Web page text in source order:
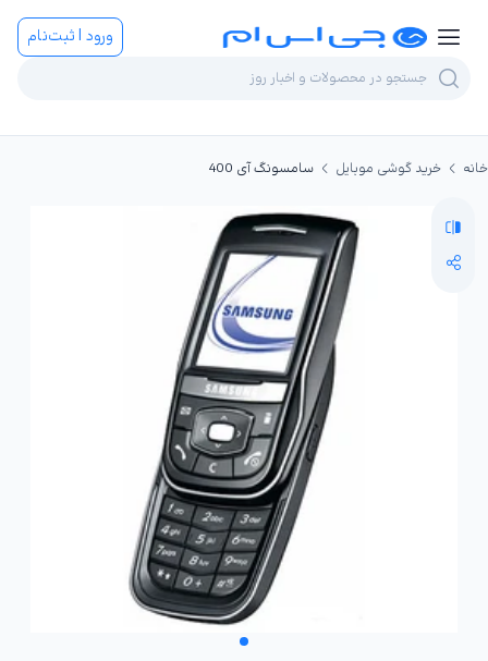
ورود | ثبت‌نام
خانه خرید گوشی موبایل سامسونگ آی 400